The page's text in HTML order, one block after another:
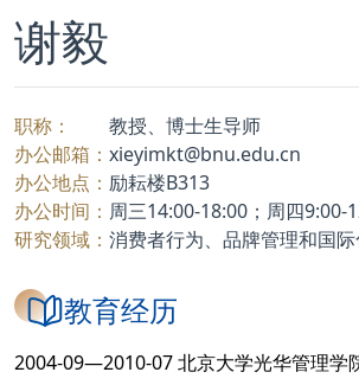
谢毅
职称：
教授、博士生导师
办公邮箱： xieyimkt@bnu.edu.cn
办公地点： 励耘楼B313
办公时间： 周三14:00-18:00；周四9:00-
研究领域： 消费者行为、品牌管理和国
教育经历
2004-09—2010-07 北京大学光华管理学